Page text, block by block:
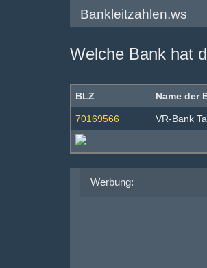
Bankleitzahlen.ws
Welche Bank hat
BLZ Name der
70169566 VR-Bank
Werbung: